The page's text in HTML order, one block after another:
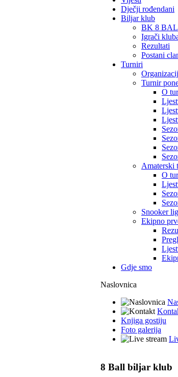
Dječji rođendani
Biljar klub
BK 8
Igrači
Rezultati
Postani
Turniri
Turnir
O
Amaterski
O
Snooker
Ekipno
Gdje smo
Naslovnica
Knjiga gostiju
Foto galerija
8 Ball biljar klub